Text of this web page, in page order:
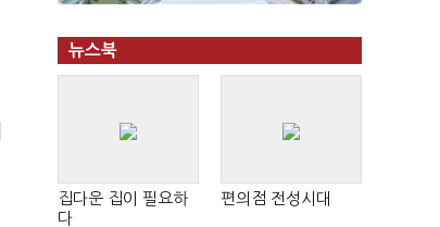
뉴스북
집다운 집이 필요하
다
편의점 전성시대